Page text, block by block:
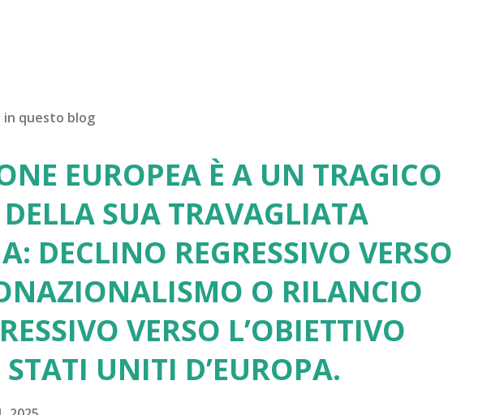
in questo blog
EUROPEA È A UN TRAGICO
SUA TRAVAGLIATA
DECLINO REGRESSIVO VERSO
O RILANCIO
VERSO L’OBIETTIVO
STATI UNITI D’EUROPA.